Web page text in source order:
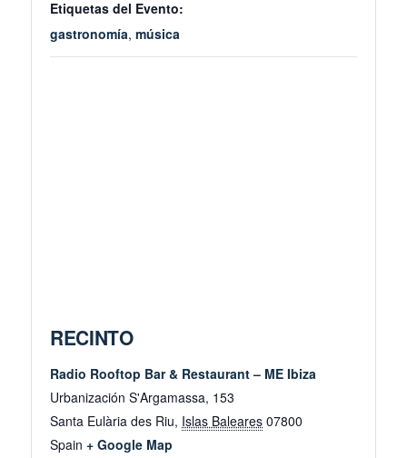
Etiquetas del Evento:
gastronomía, música
RECINTO
Radio Rooftop Bar & Restaurant – ME Ibiza
Urbanización S'Argamassa, 153
Santa Eulària des Riu, Islas Baleares 07800
Spain + Google Map